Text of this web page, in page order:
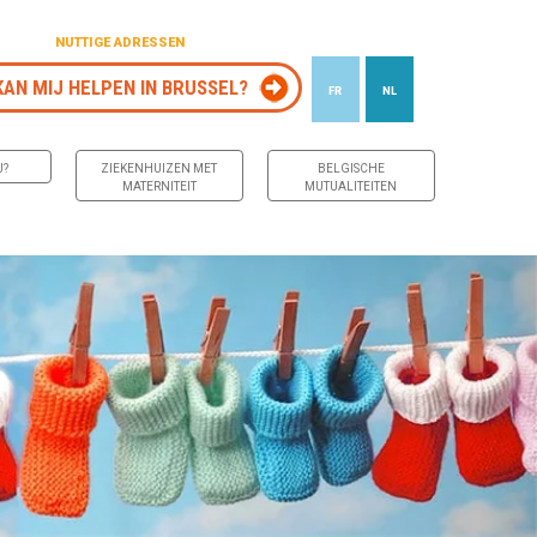
NUTTIGE ADRESSEN
MIJ HELPEN IN BRUSSEL? FR NL
ZIEKENHUIZEN MET
MATERNITEIT
BELGISCHE
MUTUALITEITEN